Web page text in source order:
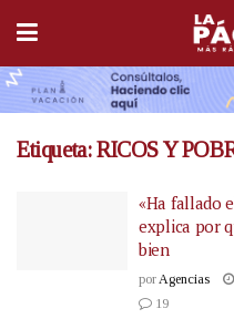
Etiqueta:RICOS Y
«Ha fallado
explica por
bien
por Agencias
19